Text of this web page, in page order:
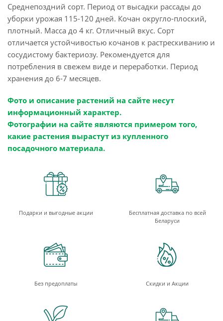
Среднепоздний сорт. Период от высадки рассады до
уборки урожая 115-120 дней. Кочан округло-плоский,
плотный. Масса до 4 кг. Отличный вкус. Сорт
отличается устойчивостью кочанов к растрескиванию и
сосудистому бактериозу. Рекомендуется для
потребления в свежем виде и переработки. Период
хранения до 6-7 месяцев.
Фото и описание растений на сайте несут
информационный характер.
Фотографии на сайте являются примером того,
какие растения вырастут из купленного
посадочного материала.
Подарки и выгодные акции
Бесплатная доставка по всей
Беларуси
Без предоплаты Скидки и Акции